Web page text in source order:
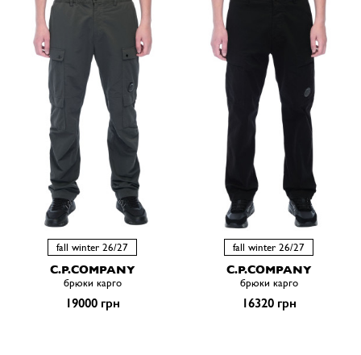
fall winter 26/27
C.P.COMPANY
брюки карго
19000 грн
fall winter 26/27
C.P.COMPANY
брюки карго
16320 грн